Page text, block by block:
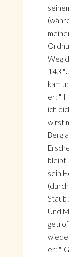
Weg
143
kam
er:
ich
wirst
Berg
sein
Staub
Und
er: